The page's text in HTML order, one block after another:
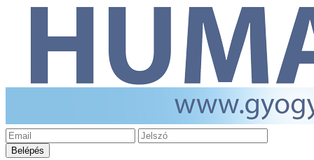
Belépés